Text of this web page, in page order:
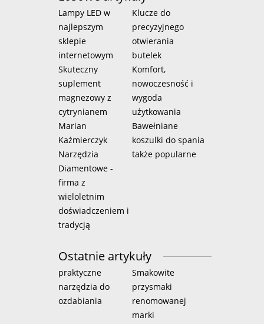
Lampy LED w
najlepszym
sklepie
internetowym
Klucze do
precyzyjnego
otwierania
butelek
Skuteczny
suplement
magnezowy z
cytrynianem
Komfort,
nowoczesność i
wygoda
użytkowania
Marian
Kaźmierczyk
Narzędzia
Diamentowe -
firma z
wieloletnim
doświadczeniem i
tradycją
Bawełniane
koszulki do spania
także popularne
Ostatnie artykuły
praktyczne
narzędzia do
ozdabiania
Smakowite
przysmaki
renomowanej
marki